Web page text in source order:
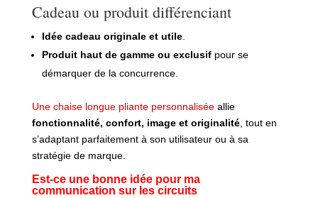
Cadeau ou produit différenciant
Idée cadeau originale et utile.
Produit haut de gamme ou exclusifpour se
démarquer de la concurrence.
Une chaise longue pliante personnaliséeallie
fonctionnalité, confort, image et originalité, tout en
s’adaptant parfaitement à son utilisateur ou à sa
stratégie de marque.
Est-ce une bonne idée pour ma
communication sur les circuits